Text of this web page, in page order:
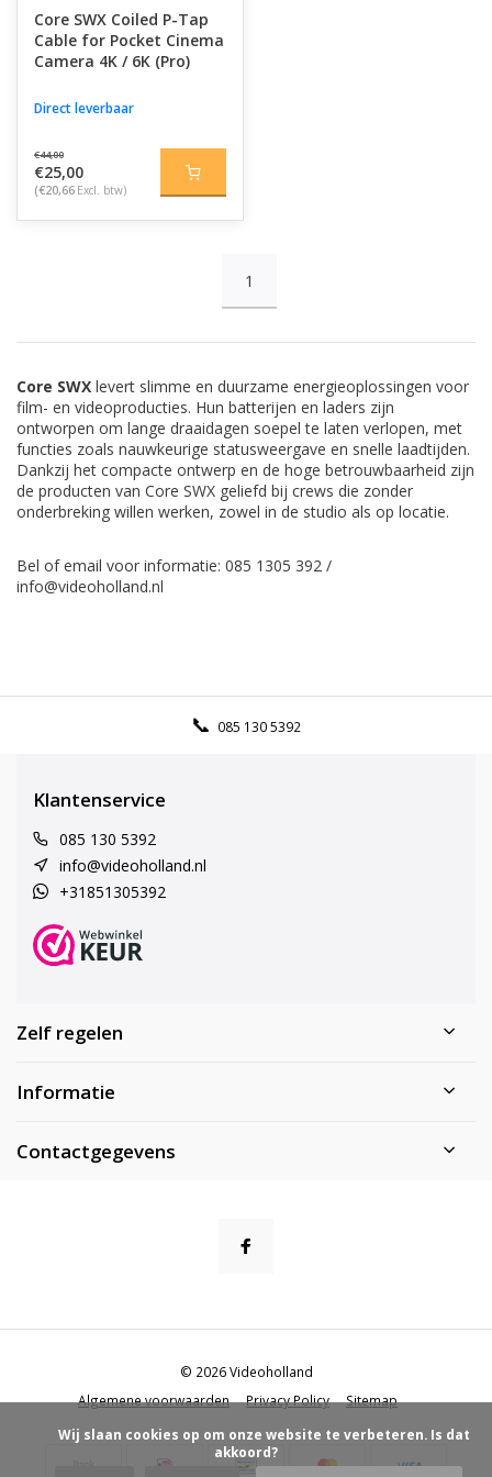
Core SWX Coiled P-Tap
Cable for Pocket Cinema
Camera 4K / 6K (Pro)
Direct leverbaar
€44,00
€25,00
(€20,66 Excl. btw)
1
Core SWX levert slimme en duurzame energieoplossingen voor
film- en videoproducties. Hun batterijen en laders zijn
ontworpen om lange draaidagen soepel te laten verlopen, met
functies zoals nauwkeurige statusweergave en snelle laadtijden.
Dankzij het compacte ontwerp en de hoge betrouwbaarheid zijn
de producten van Core SWX geliefd bij crews die zonder
onderbreking willen werken, zowel in de studio als op locatie.
Bel of email voor informatie: 085 1305 392 /
info@videoholland.nl
085 130 5392
Klantenservice
085 130 5392
info@videoholland.nl
+31851305392
Zelf regelen
Informatie
Contactgegevens
Algemene voorwaarden Privacy Policy Sitemap
© 2026 Videoholland
akkoord?